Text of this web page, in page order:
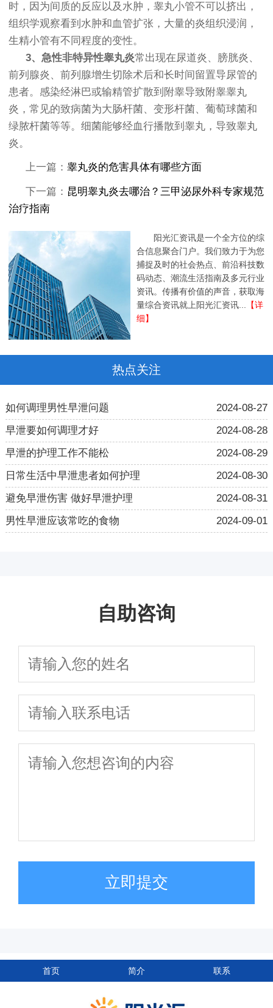
时，因为间质的反应以及水肿，睾丸小管不可以挤出，
组织学观察看到水肿和血管扩张，大量的炎组织浸润，
生精小管有不同程度的变性。
3、急性非特异性睾丸炎常出现在尿道炎、膀胱炎、
前列腺炎、前列腺增生切除术后和长时间留置导尿管的
患者。感染经淋巴或输精管扩散到附睾导致附睾睾丸
炎，常见的致病菌为大肠杆菌、变形杆菌、葡萄球菌和
绿脓杆菌等等。细菌能够经血行播散到睾丸，导致睾丸
炎。
上一篇： 睾丸炎的危害具体有哪些方面
下一篇： 昆明睾丸炎去哪治？三甲泌尿外科专家规范
治疗指南
阳光汇资讯是一个全方位的综
合信息聚合门户。我们致力于为您
捕捉及时的社会热点、前沿科技数
码动态、潮流生活指南及多元行业
资讯。传播有价值的声音，获取海
量综合资讯就上阳光汇资讯...
【详
细】
热点关注
如何调理男性早泄问题
2024-08-27
早泄要如何调理才好
2024-08-28
早泄的护理工作不能松
2024-08-29
日常生活中早泄患者如何护理
2024-08-30
避免早泄伤害 做好早泄护理
2024-08-31
男性早泄应该常吃的食物
2024-09-01
自助咨询
立即提交
首页 简介 联系